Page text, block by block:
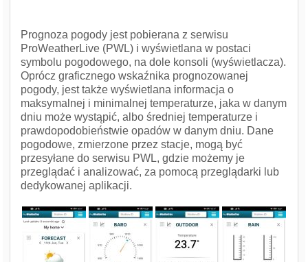
Prognoza pogody jest pobierana z serwisu
ProWeatherLive (PWL) i wyświetlana w postaci
symbolu pogodowego, na dole konsoli (wyświetlacza).
Oprócz graficznego wskaźnika prognozowanej
pogody, jest także wyświetlana informacja o
maksymalnej i minimalnej temperaturze, jaka w danym
dniu może wystąpić, albo średniej temperaturze i
prawdopodobieństwie opadów w danym dniu. Dane
pogodowe, zmierzone przez stacje, mogą być
przesyłane do serwisu PWL, gdzie możemy je
przeglądać i analizować, za pomocą przeglądarki lub
dedykowanej aplikacji.